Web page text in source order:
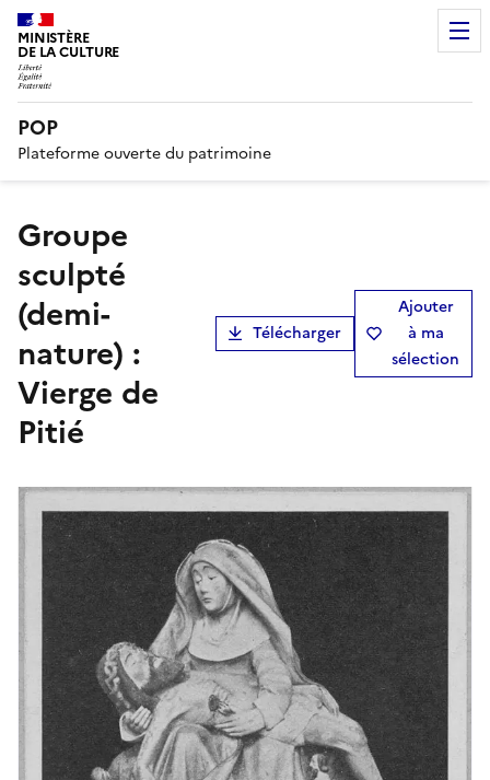
MINISTÈRE
DE LA CULTURE
POP
Plateforme ouverte du patrimoine
groupe
sculpté
(demi-
nature) :
Vierge de
Pitié
Télécharger
Ajouter
à ma
sélection